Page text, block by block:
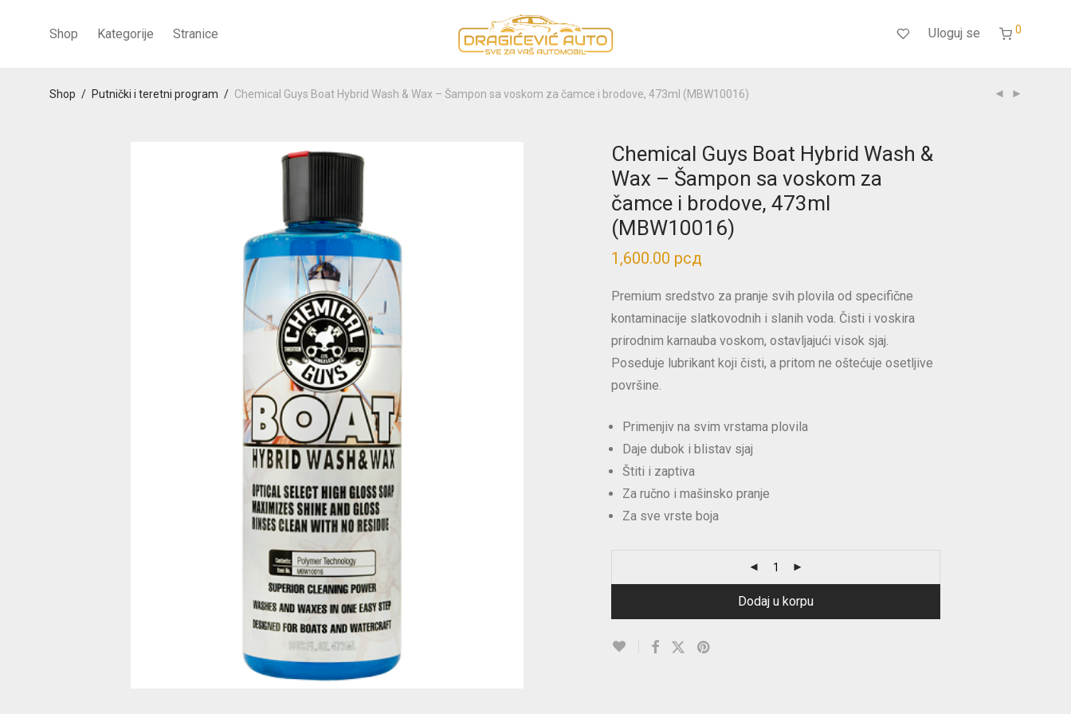
Shop Kategorije Stranice Uloguj se 0
Shop / Putnički i teretni program / Chemical Guys Boat Hybrid Wash & Wax – Šampon sa voskom za čamce i brodove, 473ml (MBW10016)
Chemical Guys Boat Hybrid Wash &
Wax – Šampon sa voskom za
čamce i brodove, 473ml
(MBW10016)
1,600.00 рсд
Premium sredstvo za pranje svih plovila od specifične
kontaminacije slatkovodnih i slanih voda. Čisti i voskira
prirodnim karnauba voskom, ostavljajući visok sjaj.
Poseduje lubrikant koji čisti, a pritom ne oštećuje osetljive
površine.
Primenjiv na svim vrstama plovila
Daje dubok i blistav sjaj
Štiti i zaptiva
Za ručno i mašinsko pranje
Za sve vrste boja
Dodaj u korpu